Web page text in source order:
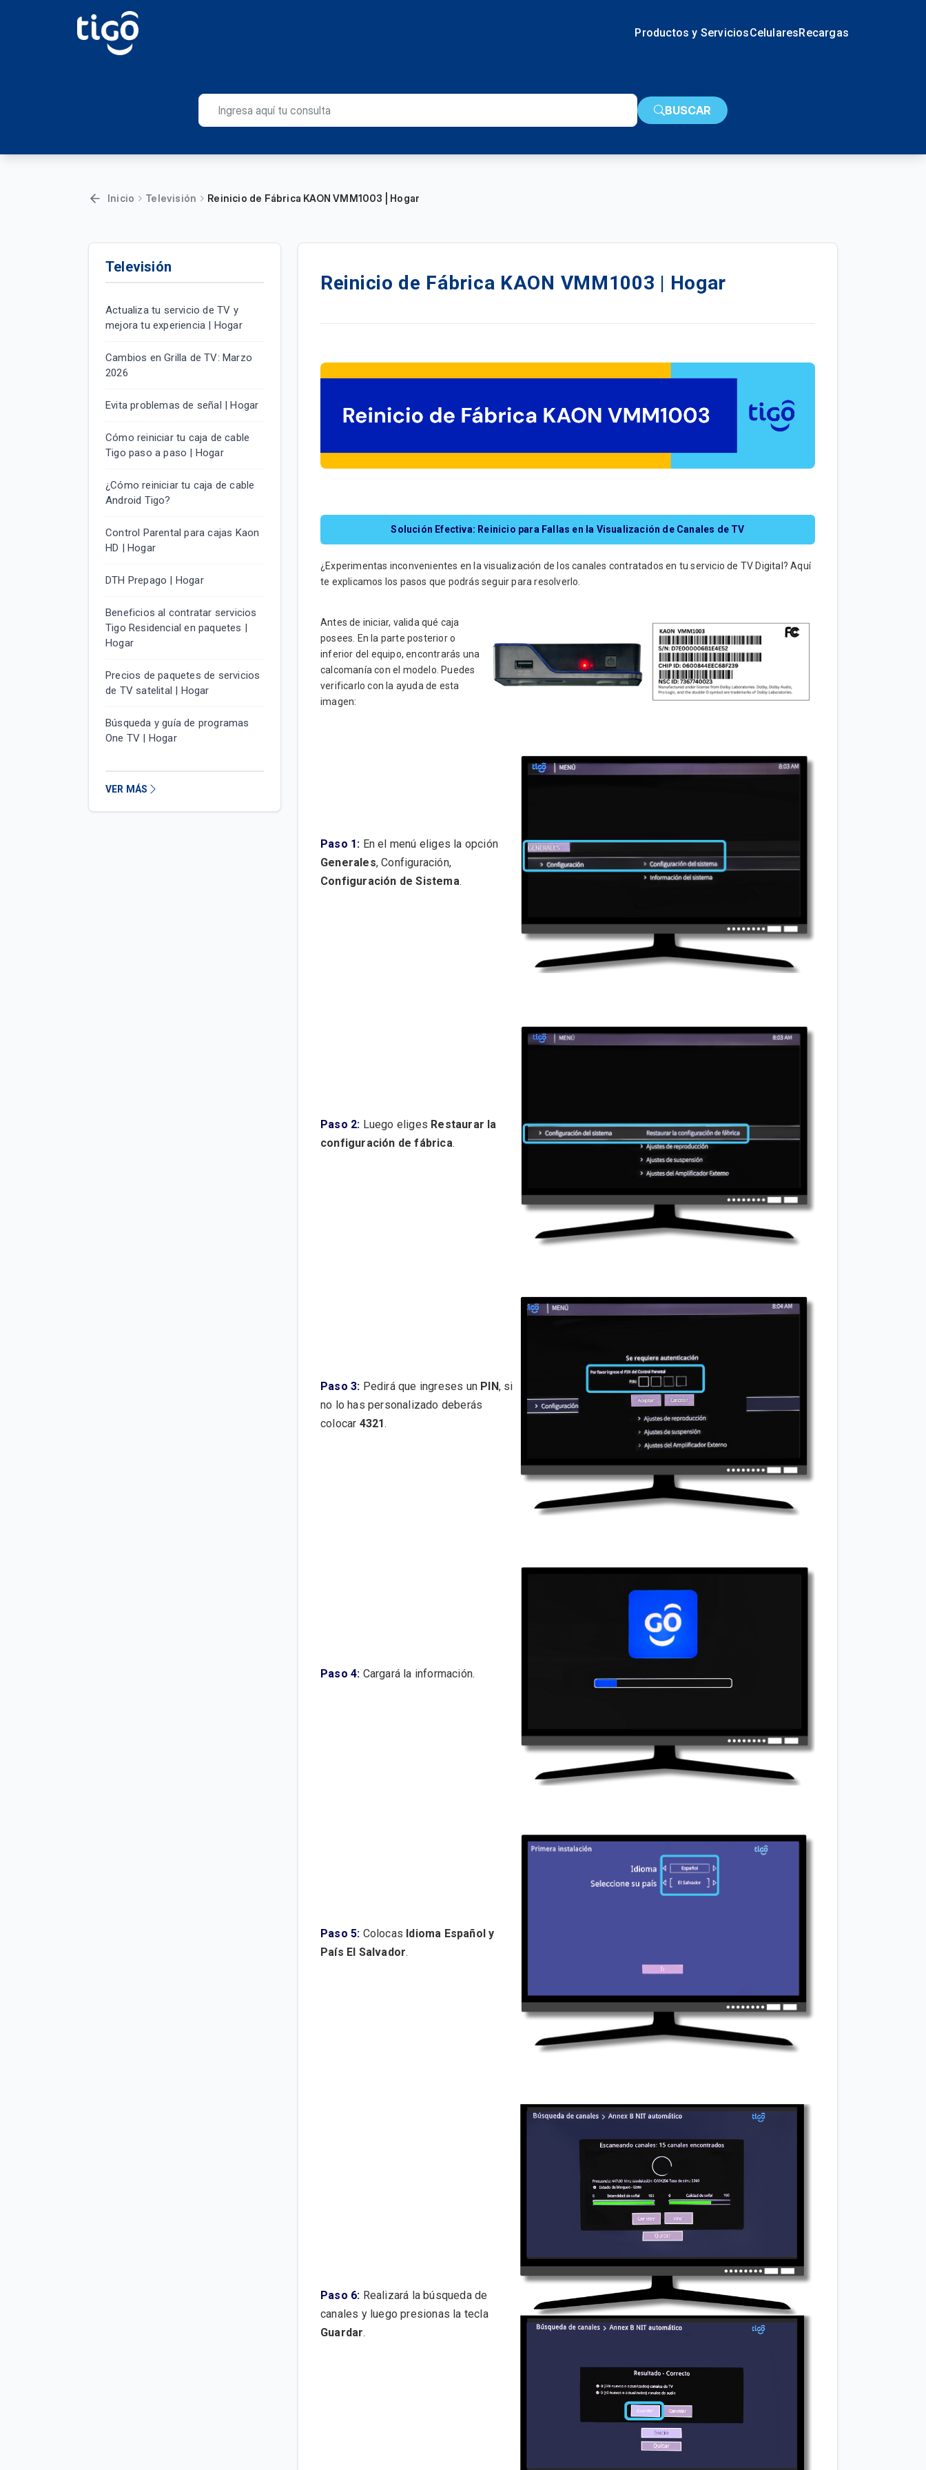
Productos y ServiciosCelularesRecargas
BUSCAR
Inicio Televisión Reinicio de Fábrica KAON VMM1003 | Hogar
Televisión
Actualiza tu servicio de TV y
mejora tu experiencia | Hogar
Cambios en Grilla de TV: Marzo
2026
Evita problemas de señal | Hogar
Cómo reiniciar tu caja de cable
Tigo paso a paso | Hogar
¿Cómo reiniciar tu caja de cable
Android Tigo?
Control Parental para cajas Kaon
HD | Hogar
DTH Prepago | Hogar
Beneficios al contratar servicios
Tigo Residencial en paquetes |
Hogar
Precios de paquetes de servicios
de TV satelital | Hogar
Búsqueda y guía de programas
One TV | Hogar
VER MÁS
Reinicio de Fábrica KAON VMM1003 | Hogar
Solución Efectiva: Reinicio para Fallas en la Visualización de Canales de TV
¿Experimentas inconvenientes en la visualización de los canales contratados en tu servicio de TV Digital? Aquí
te explicamos los pasos que podrás seguir para resolverlo.
Antes de iniciar, valida qué caja
posees. En la parte posterior o
inferior del equipo, encontrarás una
calcomanía con el modelo. Puedes
verificarlo con la ayuda de esta
imagen:
Paso 1: En el menú eliges la opción
Generales, Configuración,
Configuración de Sistema.
Paso 2: Luego eliges Restaurar la
configuración de fábrica.
Paso 3: Pedirá que ingreses un PIN, si
no lo has personalizado deberás
colocar 4321.
Paso 4: Cargará la información.
Paso 5: Colocas Idioma Español y
País El Salvador.
Paso 6: Realizará la búsqueda de
canales y luego presionas la tecla
Guardar.